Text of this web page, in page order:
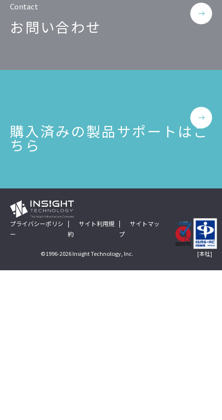
Contact
お問い合わせ
購入済みの製品サポートはこ
ちら
プライバシーポリシ
ー
サイト利用規
約
サイトマッ
プ
©1996-2026 Insight Technology, Inc. [本社]